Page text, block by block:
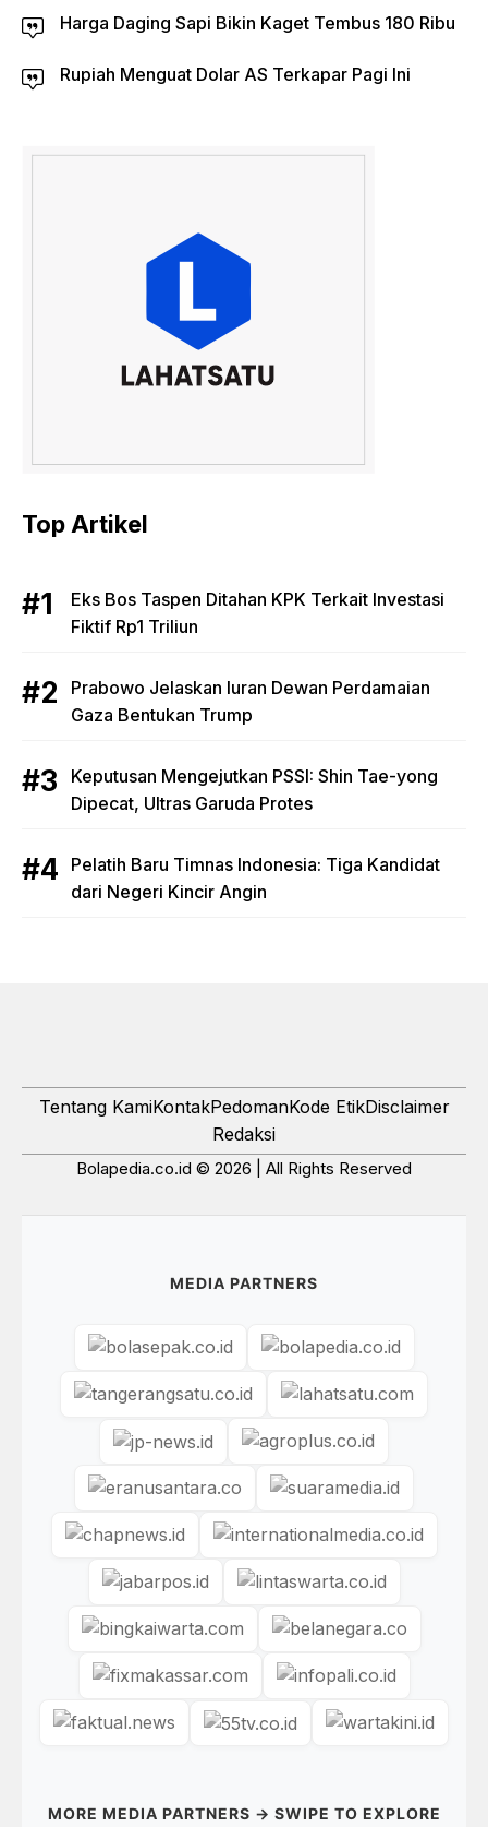
Harga Daging Sapi Bikin Kaget Tembus 180 Ribu
Rupiah Menguat Dolar AS Terkapar Pagi Ini
Top Artikel
Eks Bos Taspen Ditahan KPK Terkait Investasi
Fiktif Rp1 Triliun
Prabowo Jelaskan Iuran Dewan Perdamaian
Gaza Bentukan Trump
Keputusan Mengejutkan PSSI: Shin Tae-yong
Dipecat, Ultras Garuda Protes
Pelatih Baru Timnas Indonesia: Tiga Kandidat
dari Negeri Kincir Angin
Tentang KamiKontakPedomanKode EtikDisclaimer
Redaksi
Bolapedia.co.id © 2026 | All Rights Reserved
MEDIA PARTNERS
MORE MEDIA PARTNERS → SWIPE TO EXPLORE